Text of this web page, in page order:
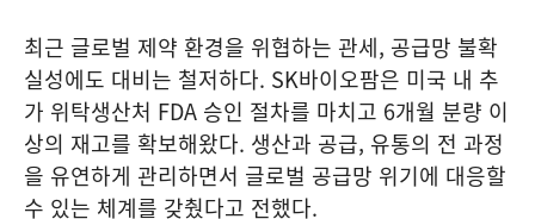
최근 글로벌 제약 환경을 위협하는 관세, 공급망 불확
실성에도 대비는 철저하다. SK바이오팜은 미국 내 추
가 위탁생산처 FDA 승인 절차를 마치고 6개월 분량 이
상의 재고를 확보해왔다. 생산과 공급, 유통의 전 과정
을 유연하게 관리하면서 글로벌 공급망 위기에 대응할
수 있는 체계를 갖췄다고 전했다.